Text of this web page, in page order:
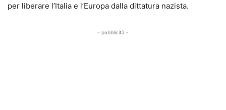
per liberare l’Italia e l’Europa dalla dittatura nazista.
- pubblicità -